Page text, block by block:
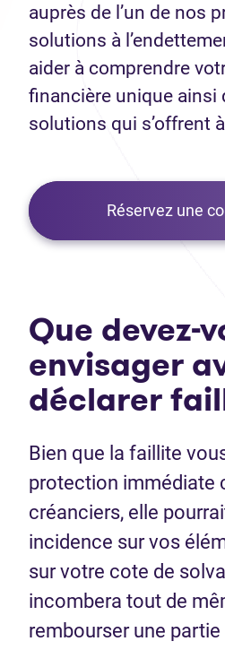
auprès de l’un de nos
solutions à
aider à comprendre
financière unique ainsi
solutions qui s’offrent
Réservez une
Que devez-
envisager
déclarer
Bien que la faillite
protection immédiate
créanciers, elle
incidence sur vos
sur votre cote de
incombera tout de
rembourser une partie